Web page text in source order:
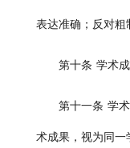
表达准确；反对粗
第十条 学术
第十一条 学
术成果，视为同一